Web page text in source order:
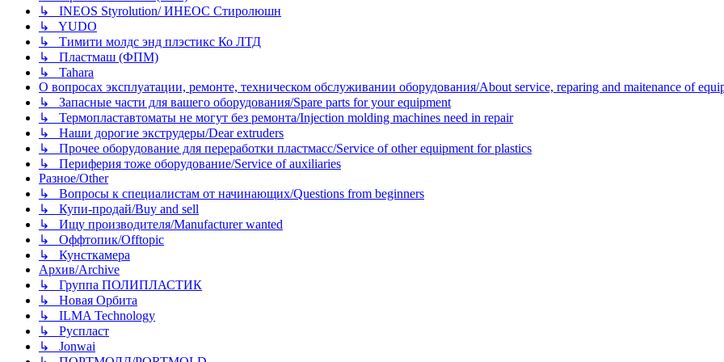
↳ INEOS Styrolution/ ИНЕОС Стиролюшн
↳ YUDO
↳ Тимити молдс энд плэстикс Ко ЛТД
↳ Пластмаш (ФПМ)
↳ Tahara
О вопросах эксплуатации, ремонте, техническом обслуживании оборудования/About service, reparing and maitenance of
↳ Запасные части для вашего оборудования/Spare parts for your equipment
↳ Термопластавтоматы не могут без ремонта/Injection molding machines need in repair
↳ Наши дорогие экструдеры/Dear extruders
↳ Прочее оборудование для переработки пластмасс/Service of other equipment for plastics
↳ Периферия тоже оборудование/Service of auxiliaries
Разное/Other
↳ Вопросы к специалистам от начинающих/Questions from beginners
↳ Купи-продай/Buy and sell
↳ Ищу производителя/Manufacturer wanted
↳ Оффтопик/Offtopic
↳ Кунсткамера
Архив/Archive
↳ Группа ПОЛИПЛАСТИК
↳ Новая Орбита
↳ ILMA Technology
↳ Руспласт
↳ Jonwai